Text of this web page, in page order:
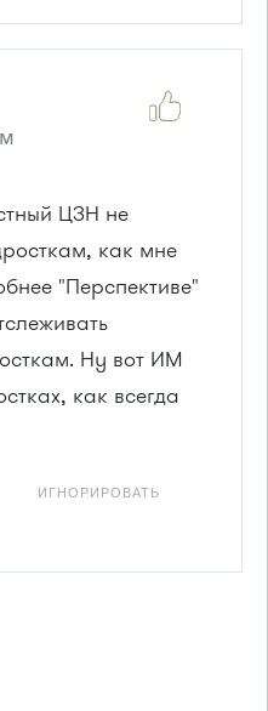
ЦЗН не
как мне
"Перспективе"
Ну вот ИМ
как всегда
ИГНОРИРОВАТЬ